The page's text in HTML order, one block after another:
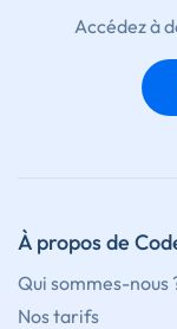
Accédez à
À propos de
Qui sommes-nous
Nos tarifs